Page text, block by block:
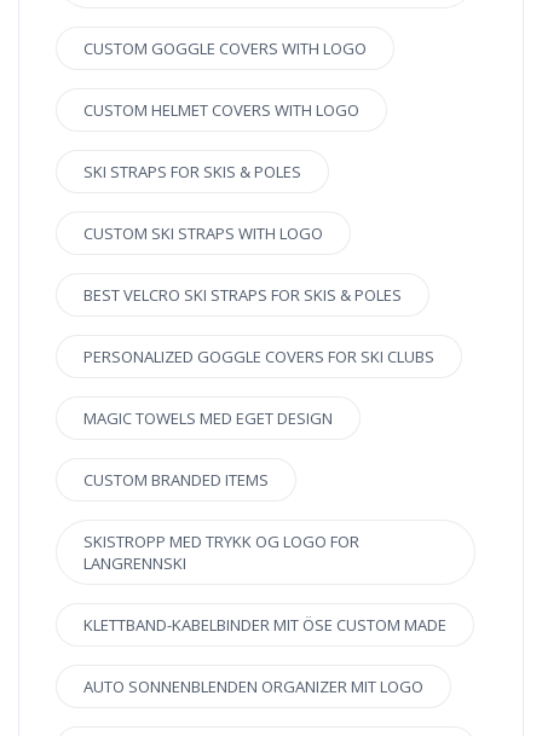
CUSTOM GOGGLE COVERS WITH LOGO
CUSTOM HELMET COVERS WITH LOGO
SKI STRAPS FOR SKIS & POLES
CUSTOM SKI STRAPS WITH LOGO
BEST VELCRO SKI STRAPS FOR SKIS & POLES
PERSONALIZED GOGGLE COVERS FOR SKI CLUBS
MAGIC TOWELS MED EGET DESIGN
CUSTOM BRANDED ITEMS
SKISTROPP MED TRYKK OG LOGO FOR
LANGRENNSKI
KLETTBAND-KABELBINDER MIT ÖSE CUSTOM MADE
AUTO SONNENBLENDEN ORGANIZER MIT LOGO